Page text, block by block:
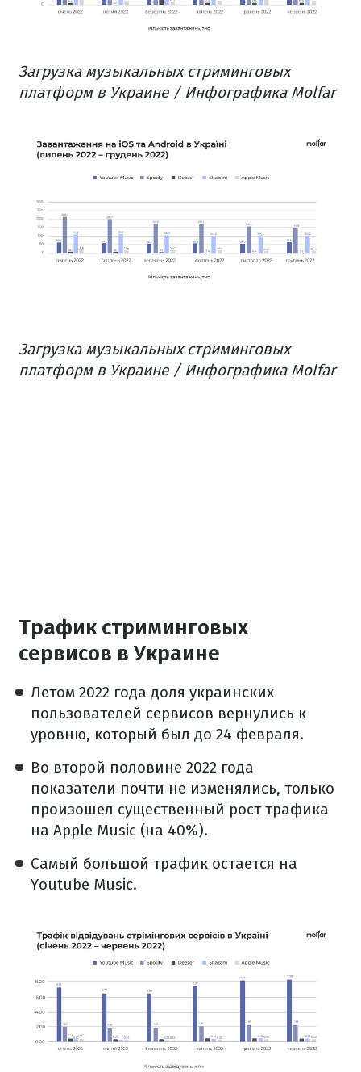
Загрузка музыкальных стриминговых
платформ в Украине / Инфографика Molfar
Загрузка музыкальных стриминговых
платформ в Украине / Инфографика Molfar
Трафик стриминговых
сервисов в Украине
Летом 2022 года доля украинских
пользователей сервисов вернулись к
уровню, который был до 24 февраля.
Во второй половине 2022 года
показатели почти не изменялись, только
произошел существенный рост трафика
на Apple Music (на 40%).
Самый большой трафик остается на
Youtube Music.